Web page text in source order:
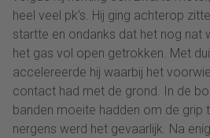
heel veel pk’s. Hij ging achterop
startte en ondanks dat het nog nat
het gas vol open getrokken. Met
accelereerde hij waarbij het
contact had met de grond. In de
banden moeite hadden om de grip
nergens werd het gevaarlijk. Na